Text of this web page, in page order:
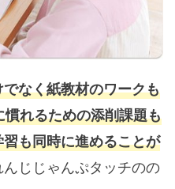
なく紙教材のワークも
れるための添削課題も
も同時に進めることが
じじゃんぷタッチのの